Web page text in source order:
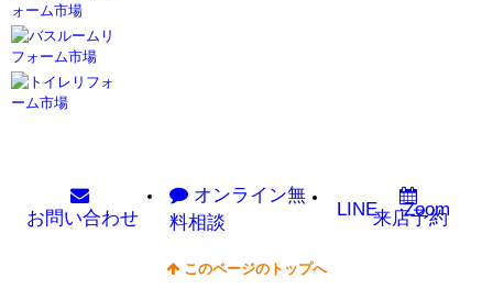
お問い合わせ
オンライン無
料相談
LINE Zoom
来店予約
このページのトップへ